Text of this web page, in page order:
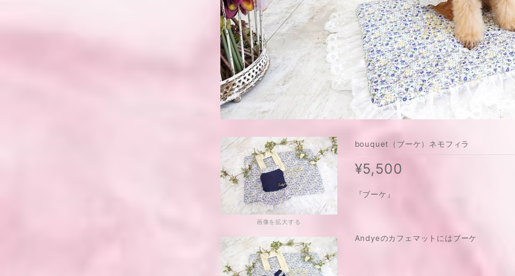
画像を拡大する
bouquet（ブーケ）ネモフィラ
¥5,500
『ブーケ』
Andyeのカフェマットにはブーケ